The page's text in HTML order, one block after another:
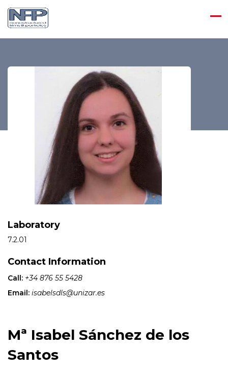
Laboratory
7.2.01
Contact Information
Call: +34 876 55 5428
Email: isabelsdls@unizar.es
Mª Isabel Sánchez de los
Santos